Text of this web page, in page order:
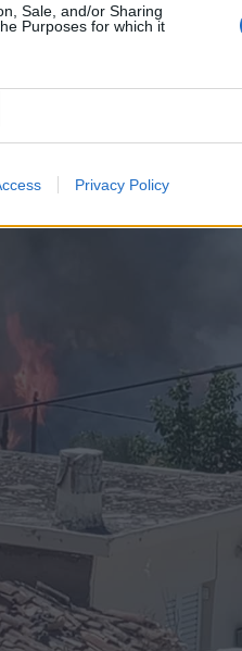
Sale, and/or Sharing
Purposes for which it
Privacy Policy